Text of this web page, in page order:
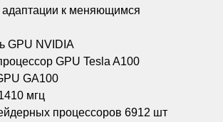
адаптации к меняющимся
GPU NVIDIA
GPU Tesla A100
GA100
мгц
процессоров 6912 шт